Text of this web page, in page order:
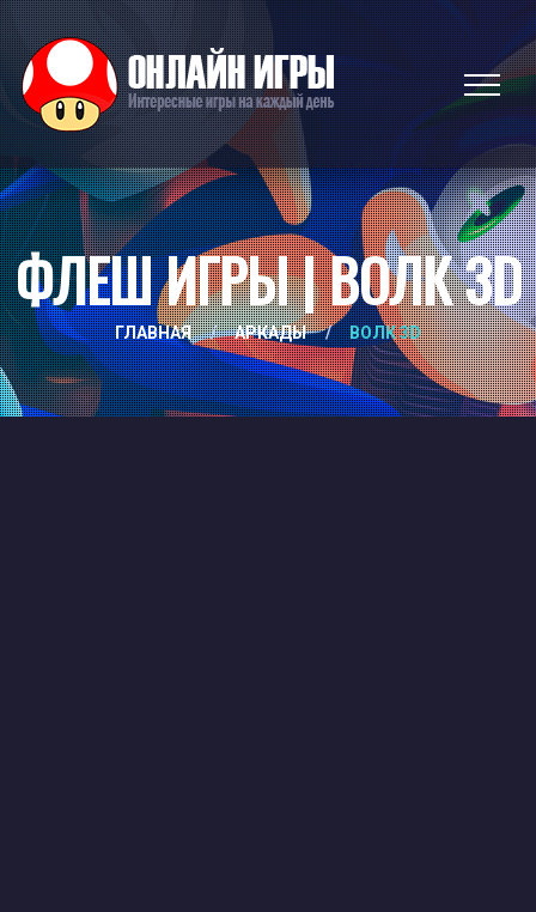
ФЛЕШ ИГРЫ | ВОЛК 3D
ГЛАВНАЯ / АРКАДЫ / ВОЛК 3D